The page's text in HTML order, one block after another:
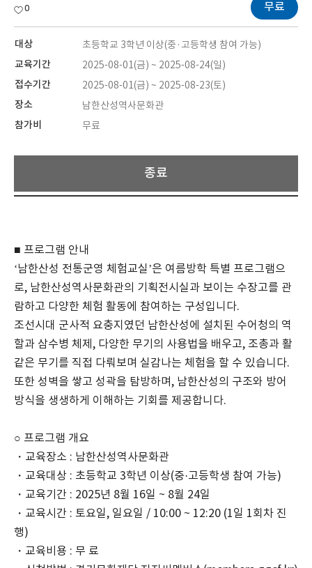
0 무료
대상 초등학교 3학년 이상(중·고등학생 참여 가능)
교육기간 2025-08-01(금) ~ 2025-08-24(일)
접수기간 2025-08-01(금) ~ 2025-08-23(토)
장소 남한산성역사문화관
참가비 무료
종료
■ 프로그램 안내
‘남한산성 전통군영 체험교실’은 여름방학 특별 프로그램으
로, 남한산성역사문화관의 기획전시실과 보이는 수장고를 관
람하고 다양한 체험 활동에 참여하는 구성입니다.
조선시대 군사적 요충지였던 남한산성에 설치된 수어청의 역
할과 삼수병 체제 , 다양한 무기의 사용법을 배우고, 조총과 활
같은 무기를 직접 다뤄보며 실감나는 체험을 할 수 있습니다.
또한 성벽을 쌓고 성곽을 탐방하며 , 남한산성의 구조와 방어
방식을 생생하게 이해하는 기회를 제공합니다.
○ 프로그램 개요
・교육장소 : 남한산성역사문화관
・교육대상 : 초등학교 3학년 이상(중·고등학생 참여 가능)
・교육기간 : 2025년 8월 16일 ~ 8월 24일
・교육시간 : 토요일, 일요일 / 10:00 ~ 12:20 (1일 1회차 진
행)
・교육비용 : 무 료